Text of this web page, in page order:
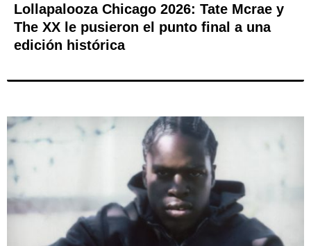
Lollapalooza Chicago 2026: Tate Mcrae y
The XX le pusieron el punto final a una
edición histórica